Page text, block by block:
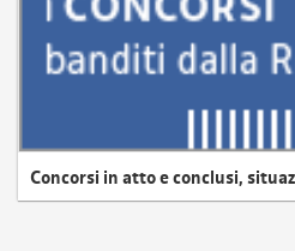
Concorsi in atto e conclusi,